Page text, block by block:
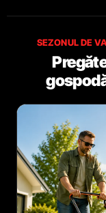
SEZONUL DE